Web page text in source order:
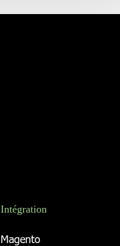
Intégration
Magento